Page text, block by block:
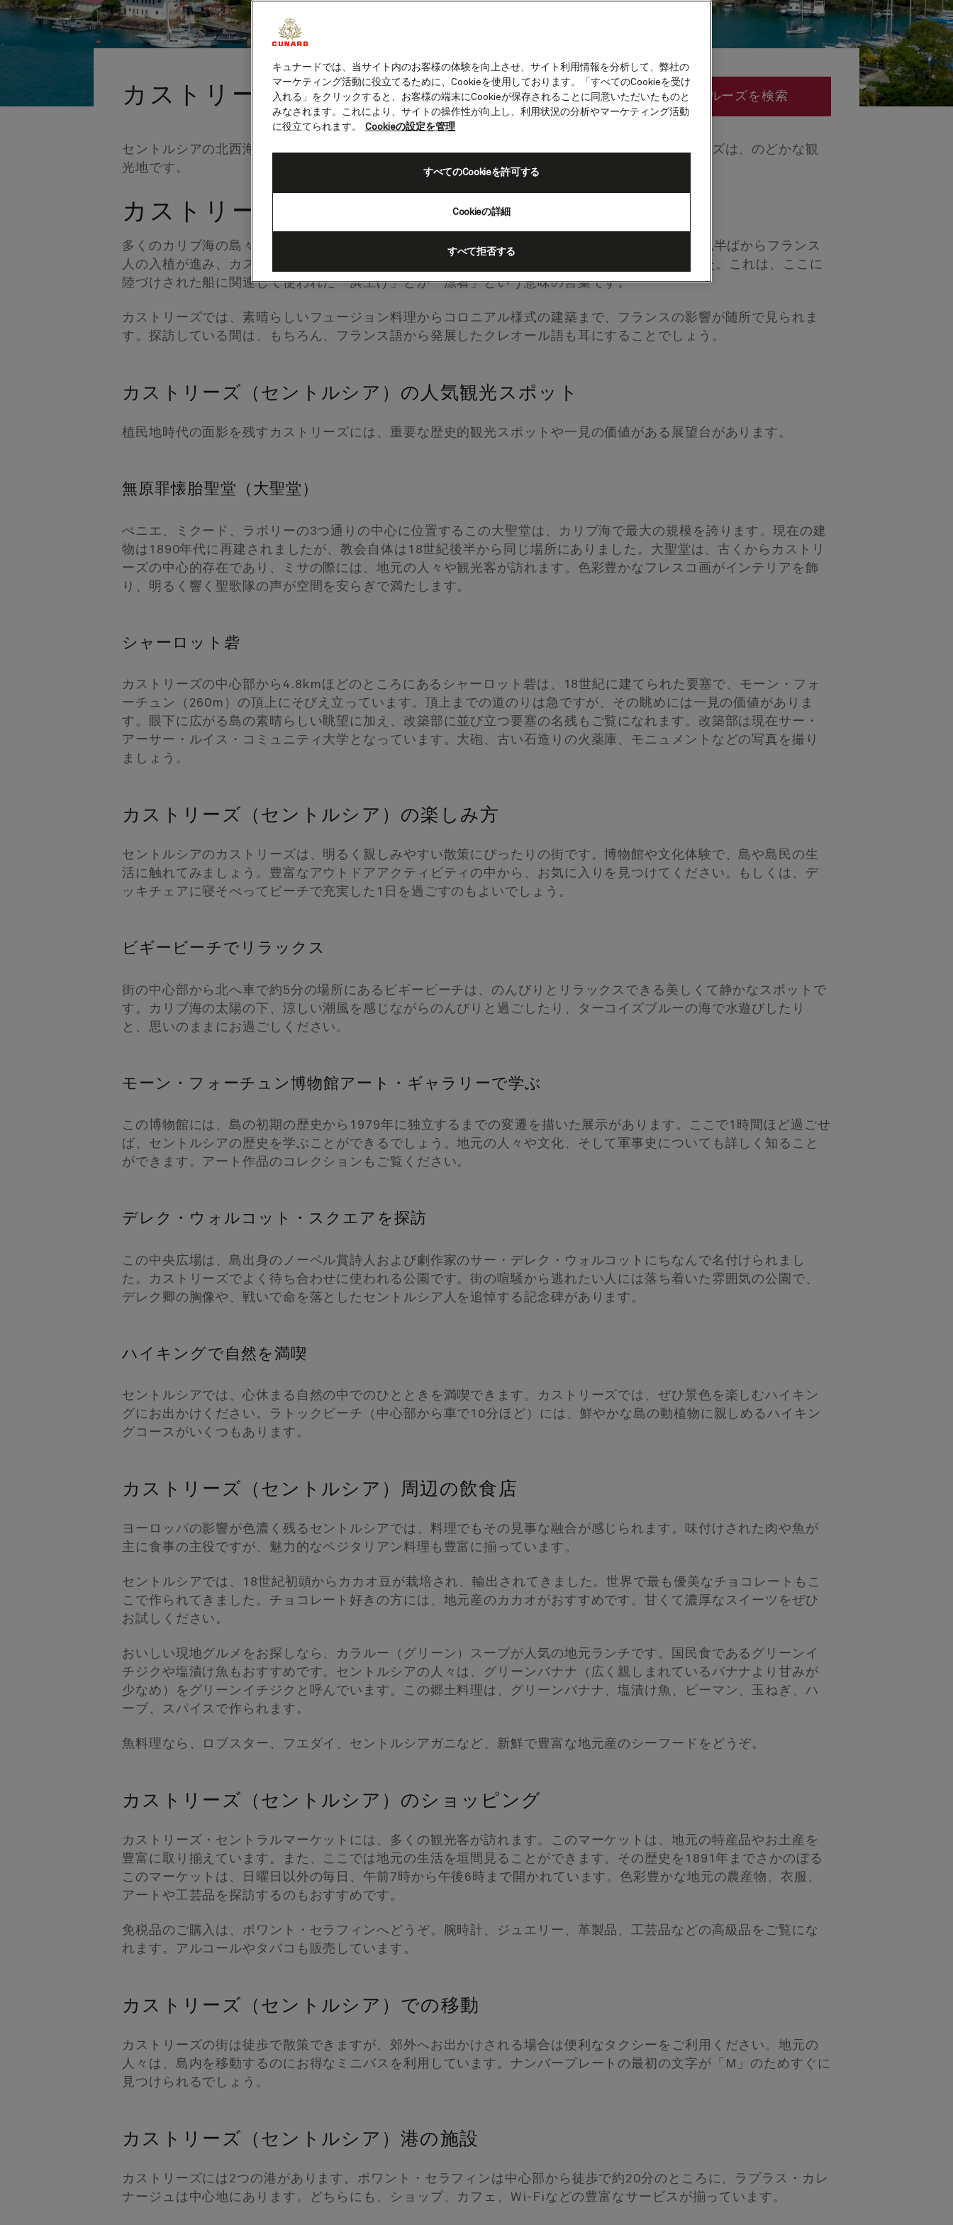
カストリーズ（セントルシア）
セントルシアの北西海岸に佇む、首都カストリーズ。カリブ海に面する美しい港があるカストリーズは、のどかな観
光地です。
カストリーズ（セントルシア）の寄港地案内
多くのカリブ海の島々と同様、セントルシアにもヨーロッパ植民地時代の歴史があります。17世紀半ばからフランス
人の入植が進み、カストリーズは1650年に設立されました。元はカレナージュと呼ばれていました。これは、ここに
陸づけされた船に関連して使われた「浜上げ」とか「漂着」という意味の言葉です。
カストリーズでは、素晴らしいフュージョン料理からコロニアル様式の建築まで、フランスの影響が随所で見られま
す。探訪している間は、もちろん、フランス語から発展したクレオール語も耳にすることでしょう。
カストリーズ（セントルシア）の人気観光スポット
植民地時代の面影を残すカストリーズには、重要な歴史的観光スポットや一見の価値がある展望台があります。
無原罪懐胎聖堂（大聖堂）
ぺニエ、ミクード、ラボリーの3つ通りの中心に位置するこの大聖堂は、カリブ海で最大の規模を誇ります。現在の建
物は1890年代に再建されましたが、教会自体は18世紀後半から同じ場所にありました。大聖堂は、古くからカストリ
ーズの中心的存在であり、ミサの際には、地元の人々や観光客が訪れます。色彩豊かなフレスコ画がインテリアを飾
り、明るく響く聖歌隊の声が空間を安らぎで満たします。
シャーロット砦
カストリーズの中心部から4.8kmほどのところにあるシャーロット砦は、18世紀に建てられた要塞で、モーン・フォ
ーチュン（260m）の頂上にそびえ立っています。頂上までの道のりは急ですが、その眺めには一見の価値がありま
す。眼下に広がる島の素晴らしい眺望に加え、改築部に並び立つ要塞の名残もご覧になれます。改築部は現在サー・
アーサー・ルイス・コミュニティ大学となっています。大砲、古い石造りの火薬庫、モニュメントなどの写真を撮り
ましょう。
カストリーズ（セントルシア）の楽しみ方
セントルシアのカストリーズは、明るく親しみやすい散策にぴったりの街です。博物館や文化体験で、島や島民の生
活に触れてみましょう。豊富なアウトドアアクティビティの中から、お気に入りを見つけてください。もしくは、デ
ッキチェアに寝そべってビーチで充実した1日を過ごすのもよいでしょう。
ビギービーチでリラックス
街の中心部から北へ車で約5分の場所にあるビギービーチは、のんびりとリラックスできる美しくて静かなスポットで
す。カリブ海の太陽の下、涼しい潮風を感じながらのんびりと過ごしたり、ターコイズブルーの海で水遊びしたり
と、思いのままにお過ごしください。
モーン・フォーチュン博物館アート・ギャラリーで学ぶ
この博物館には、島の初期の歴史から1979年に独立するまでの変遷を描いた展示があります。ここで1時間ほど過ごせ
ば、セントルシアの歴史を学ぶことができるでしょう。地元の人々や文化、そして軍事史についても詳しく知ること
ができます。アート作品のコレクションもご覧ください。
デレク・ウォルコット・スクエアを探訪
この中央広場は、島出身のノーベル賞詩人および劇作家のサー・デレク・ウォルコットにちなんで名付けられまし
た。カストリーズでよく待ち合わせに使われる公園です。街の喧騒から逃れたい人には落ち着いた雰囲気の公園で、
デレク卿の胸像や、戦いで命を落としたセントルシア人を追悼する記念碑があります。
ハイキングで自然を満喫
セントルシアでは、心休まる自然の中でのひとときを満喫できます。カストリーズでは、ぜひ景色を楽しむハイキン
グにお出かけください。ラトックビーチ（中心部から車で10分ほど）には、鮮やかな島の動植物に親しめるハイキン
グコースがいくつもあります。
カストリーズ（セントルシア）周辺の飲食店
ヨーロッパの影響が色濃く残るセントルシアでは、料理でもその見事な融合が感じられます。味付けされた肉や魚が
主に食事の主役ですが、魅力的なベジタリアン料理も豊富に揃っています。
セントルシアでは、18世紀初頭からカカオ豆が栽培され、輸出されてきました。世界で最も優美なチョコレートもこ
こで作られてきました。チョコレート好きの方には、地元産のカカオがおすすめです。甘くて濃厚なスイーツをぜひ
お試しください。
おいしい現地グルメをお探しなら、カラルー（グリーン）スープが人気の地元ランチです。国民食であるグリーンイ
チジクや塩漬け魚もおすすめです。セントルシアの人々は、グリーンバナナ（広く親しまれているバナナより甘みが
少なめ）をグリーンイチジクと呼んでいます。この郷土料理は、グリーンバナナ、塩漬け魚、ピーマン、玉ねぎ、ハ
ーブ、スパイスで作られます。
魚料理なら、ロブスター、フエダイ、セントルシアガニなど、新鮮で豊富な地元産のシーフードをどうぞ。
カストリーズ（セントルシア）のショッピング
カストリーズ・セントラルマーケットには、多くの観光客が訪れます。このマーケットは、地元の特産品やお土産を
豊富に取り揃えています。また、ここでは地元の生活を垣間見ることができます。その歴史を1891年までさかのぼる
このマーケットは、日曜日以外の毎日、午前7時から午後6時まで開かれています。色彩豊かな地元の農産物、衣服、
アートや工芸品を探訪するのもおすすめです。
免税品のご購入は、ポワント・セラフィンへどうぞ。腕時計、ジュエリー、革製品、工芸品などの高級品をご覧にな
れます。アルコールやタバコも販売しています。
カストリーズ（セントルシア）での移動
カストリーズの街は徒歩で散策できますが、郊外へお出かけされる場合は便利なタクシーをご利用ください。地元の
人々は、島内を移動するのにお得なミニバスを利用しています。ナンバープレートの最初の文字が「M」のためすぐに
見つけられるでしょう。
カストリーズ（セントルシア）港の施設
カストリーズには2つの港があります。ポワント・セラフィンは中心部から徒歩で約20分のところに、ラプラス・カレ
ナージュは中心地にあります。どちらにも、ショップ、カフェ、Wi-Fiなどの豊富なサービスが揃っています。
クルーズを検索
キュナードでは、当サイト内のお客様の体験を向上させ、サイト利用情報を分析して、弊社の
マーケティング活動に役立てるために、Cookieを使用しております。「すべてのCookieを受け
入れる」をクリックすると、お客様の端末にCookieが保存されることに同意いただいたものと
みなされます。これにより、サイトの操作性が向上し、利用状況の分析やマーケティング活動
に役立てられます。
Cookieの設定を管理
Cookieの詳細
すべて拒否する
すべてのCookieを許可する